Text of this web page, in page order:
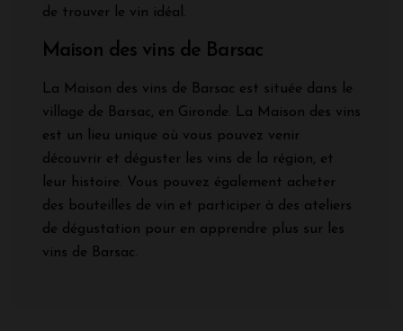
de trouver le vin idéal.
Maison des vins de Barsac
La Maison des vins de Barsac est située dans le
village de Barsac, en Gironde. La Maison des vins
est un lieu unique où vous pouvez venir
découvrir et déguster les vins de la région, et
leur histoire. Vous pouvez également acheter
des bouteilles de vin et participer à des ateliers
de dégustation pour en apprendre plus sur les
vins de Barsac.